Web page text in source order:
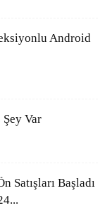
Android
Şey Var
Satışları Başladı